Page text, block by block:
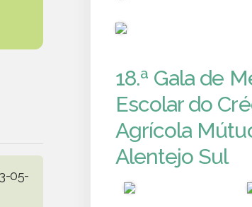
05-
18.ª Gala de
Escolar do
Agrícola
Alentejo Sul